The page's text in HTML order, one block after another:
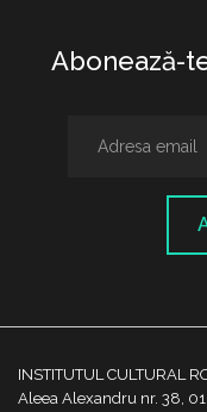
Abonează-
INSTITUTUL CULTURAL
Aleea Alexandru nr. 38,